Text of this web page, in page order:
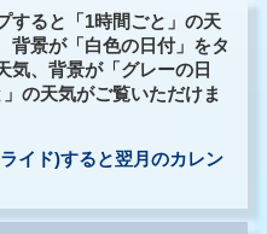
すると「1時間ごと」の天
背景が「白色の日付」をタ
気、背景が「グレーの日
の天気がご覧いただけま
イド)すると翌月のカレン